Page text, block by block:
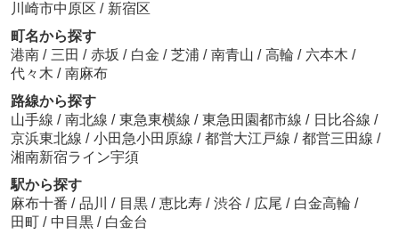
川崎市中原区 / 新宿区
町名から探す
港南 / 三田 / 赤坂 / 白金 / 芝浦 / 南青山 / 高輪 / 六本木 /
代々木 / 南麻布
路線から探す
山手線 / 南北線 / 東急東横線 / 東急田園都市線 / 日比谷線 /
京浜東北線 / 小田急小田原線 / 都営大江戸線 / 都営三田線 /
湘南新宿ライン宇須
駅から探す
麻布十番 / 品川 / 目黒 / 恵比寿 / 渋谷 / 広尾 / 白金高輪 /
田町 / 中目黒 / 白金台